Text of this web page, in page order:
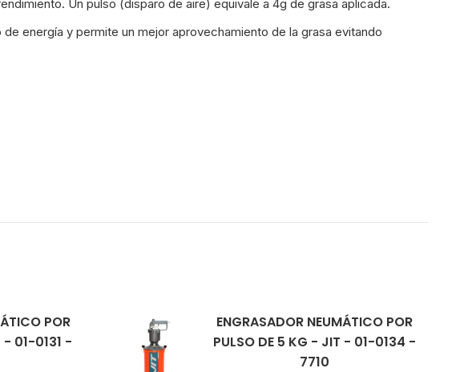
Un pulso (disparo de aire) equivale a 4g de grasa aplicada.
energía y permite un mejor aprovechamiento de la grasa evitando
POR
- 01-0131 -
ENGRASADOR NEUMÁTICO POR
PULSO DE 5 KG - JIT - 01-0134 -
7710